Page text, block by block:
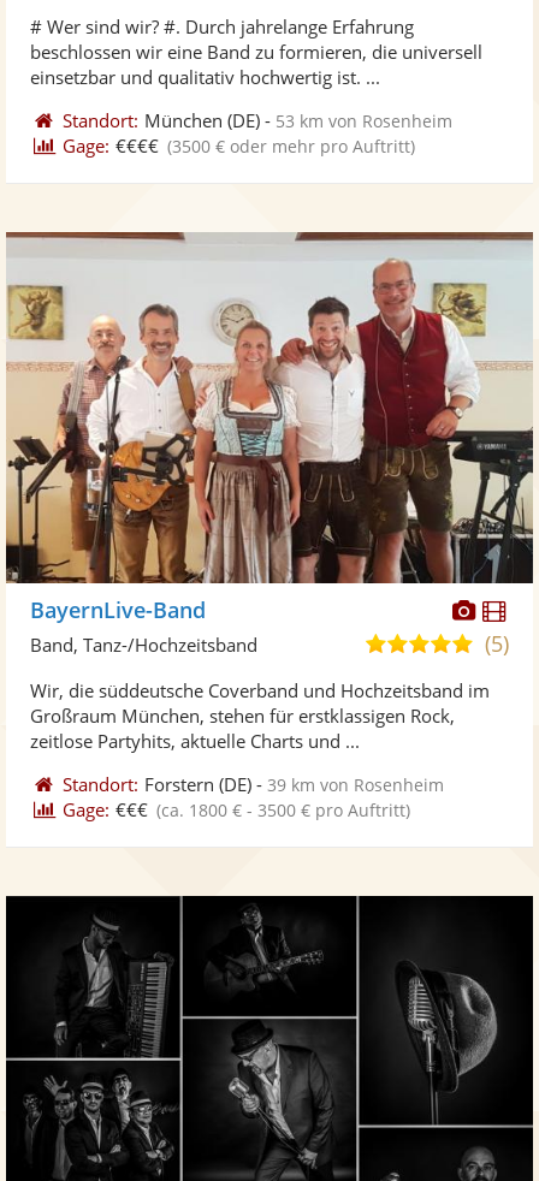
# Wer sind wir? #. Durch jahrelange Erfahrung
beschlossen wir eine Band zu formieren, die universell
einsetzbar und qualitativ hochwertig ist. ...
Standort: München (DE) - 53 km von Rosenheim
Gage: €€€€ (3500 € oder mehr pro Auftritt)
Fotos
BayernLive-Band
4,9
5
(5)
Band, Tanz-/Hochzeitsband
Wir, die süddeutsche Coverband und Hochzeitsband im
Großraum München, stehen für erstklassigen Rock,
zeitlose Partyhits, aktuelle Charts und ...
Standort: Forstern (DE) -39 km von Rosenheim
Gage: €€€ (ca. 1800 € - 3500 € pro Auftritt)